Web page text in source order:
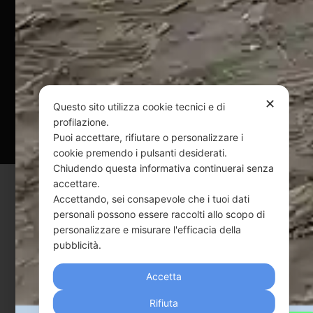
@ Copyright 2024 Webpesca è un brand Intent di Federico
Andrenacci P.Iva 01917920678
Via G. Galilei n. 2 – 64018 Tortoreto TE | REA TE-168019 |
Mail:info@webpesca.it| Pec:federicoandrenacci@pec.it
Questo sito è protetto da Google reCAPTCHA
Privacy Policy eTerms of Servicedi Google.
✕
Questo sito utilizza cookie tecnici e di
profilazione.
Puoi accettare, rifiutare o personalizzare i
cookie premendo i pulsanti desiderati.
Chiudendo questa informativa continuerai senza
accettare.
Accettando, sei consapevole che i tuoi dati
personali possono essere raccolti allo scopo di
personalizzare e misurare l'efficacia della
pubblicità.
Accetta
Rifiuta